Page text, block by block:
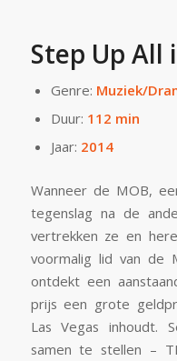
Step Up All
Genre: Muziek/
Duur: 112 min
Jaar: 2014
Wanneer de MOB,
tegenslag na de
vertrekken ze en
voormalig lid van de
ontdekt een
prijs een grote
Las Vegas inhoudt.
samen te stellen –